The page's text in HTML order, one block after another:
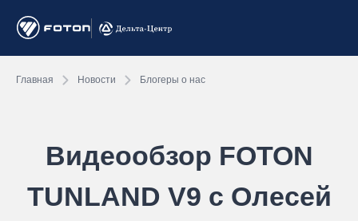
Главная Новости Блогеры о нас
Видеообзор FOTON
TUNLAND V9 с Олесей